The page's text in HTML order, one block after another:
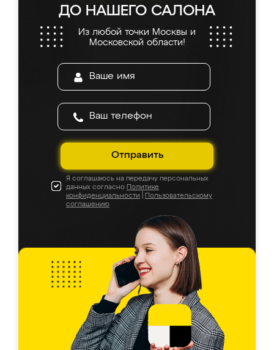
ДО НАШЕГО САЛОНА
Из любой точки Москвы и
Московской области!
Отправить
Я соглашаюсь на передачу персональных
данных согласно Политике
конфиденциальности
Пользовательскому
соглашению